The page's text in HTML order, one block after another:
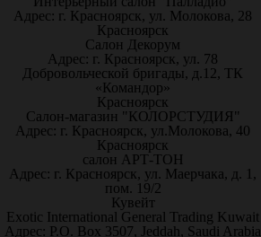
Адрес: г. Красноярск, ул. Молокова, 28
Красноярск
Салон Декорум
Адрес: г. Красноярск, ул. 78
Добровольческой бригады, д.12, ТК
«Командор»
Красноярск
Салон-магазин "КОЛОРСТУДИЯ"
Адрес: г. Красноярск, ул.Молокова, 40
Красноярск
салон АРТ-ТОН
Адрес: г. Красноярск, ул. Маерчака, д. 1,
пом. 19/2
Кувейт
Exotic International General Trading Kuwait
Адрес: P.O. Box 3507, Jeddah, Saudi Arabia